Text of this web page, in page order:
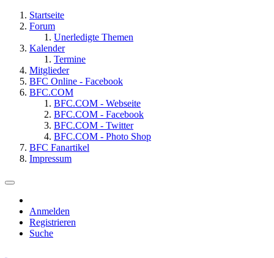
Startseite
Forum
Unerledigte Themen
Kalender
Termine
Mitglieder
BFC Online - Facebook
BFC.COM
BFC.COM - Webseite
BFC.COM - Facebook
BFC.COM - Twitter
BFC.COM - Photo Shop
BFC Fanartikel
Impressum
Anmelden
Registrieren
Suche